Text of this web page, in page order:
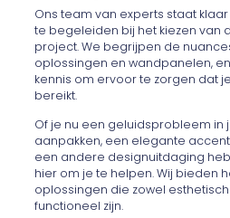
Ons team van experts staat
te begeleiden bij het kiezen van
project. We begrijpen de
oplossingen en wandpanelen,
kennis om ervoor te zorgen dat
bereikt.
Of je nu een geluidsprobleem in
aanpakken, een elegante
een andere designuitdaging
hier om je te helpen. Wij bieden
oplossingen die zowel
functioneel zijn.